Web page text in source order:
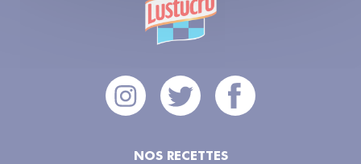
NOS RECETTES